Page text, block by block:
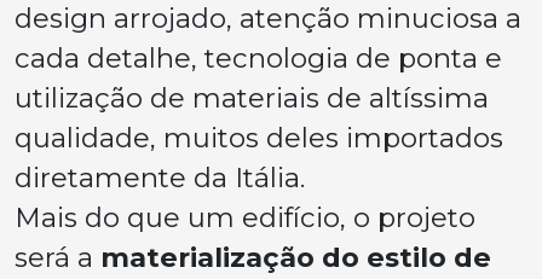
design arrojado, atenção minuciosa a
cada detalhe, tecnologia de ponta e
utilização de materiais de altíssima
qualidade, muitos deles importados
diretamente da Itália.
Mais do que um edifício, o projeto
será a materialização do estilo de